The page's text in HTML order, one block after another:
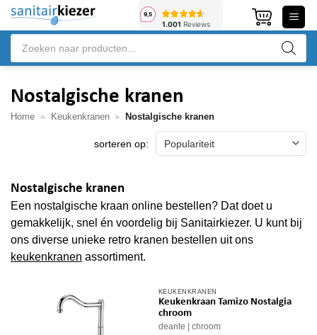
Ga
inhoud
Producten
zoeken
Nostalgische kranen
Home » Keukenkranen » Nostalgische kranen
Nostalgische kranen
Een nostalgische kraan online bestellen? Dat doet u
gemakkelijk, snel én voordelig bij Sanitairkiezer. U kunt bij
ons diverse unieke retro kranen bestellen uit ons
keukenkranen assortiment.
KEUKENKRANEN
Keukenkraan Tamizo Nostalgia
chroom
deante chroom